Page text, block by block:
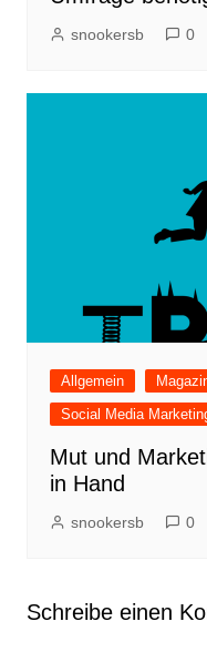
snookersb 0
Allgemein
Social Media
Mut und
in Hand
snookersb 0
Schreibe einen